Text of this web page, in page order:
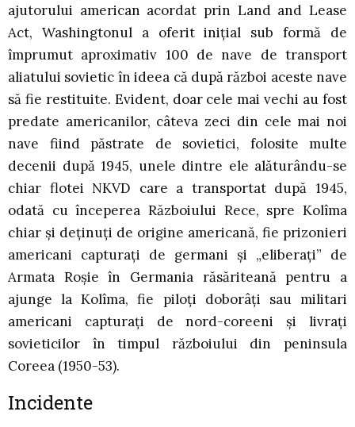
ajutorului american acordat prin Land and Lease
Act, Washingtonul a oferit iniţial sub formă de
împrumut aproximativ 100 de nave de transport
aliatului sovietic în ideea că după război aceste nave
să fie restituite. Evident, doar cele mai vechi au fost
predate americanilor, câteva zeci din cele mai noi
nave fiind păstrate de sovietici, folosite multe
decenii după 1945, unele dintre ele alăturându-se
chiar flotei NKVD care a transportat după 1945,
odată cu începerea Războiului Rece, spre Kolîma
chiar şi deţinuţi de origine americană, fie prizonieri
americani capturaţi de germani şi „eliberaţi” de
Armata Roşie în Germania răsăriteană pentru a
ajunge la Kolîma, fie piloţi doborâţi sau militari
americani capturaţi de nord-coreeni şi livraţi
sovieticilor în timpul războiului din peninsula
Coreea (1950-53).
Incidente